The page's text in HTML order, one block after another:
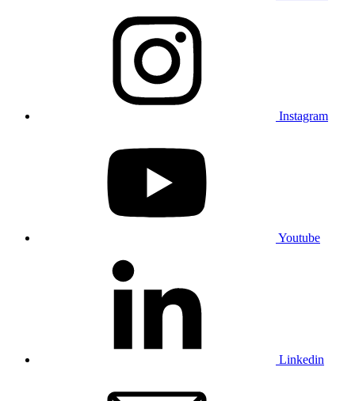
Instagram
Youtube
Linkedin